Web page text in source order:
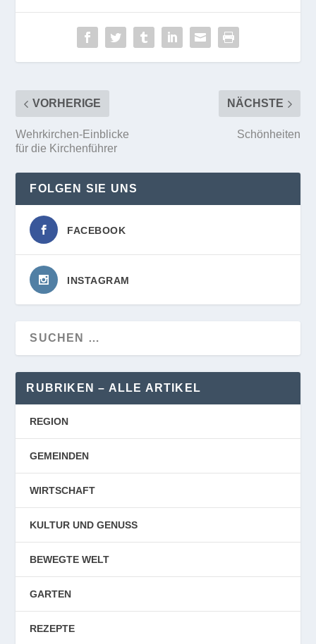
VORHERIGE
Wehrkirchen-Einblicke
für die Kirchenführer
NÄCHSTE
Schönheiten
FOLGEN SIE UNS
FACEBOOK
INSTAGRAM
RUBRIKEN – ALLE ARTIKEL
REGION
GEMEINDEN
WIRTSCHAFT
KULTUR UND GENUSS
BEWEGTE WELT
GARTEN
REZEPTE